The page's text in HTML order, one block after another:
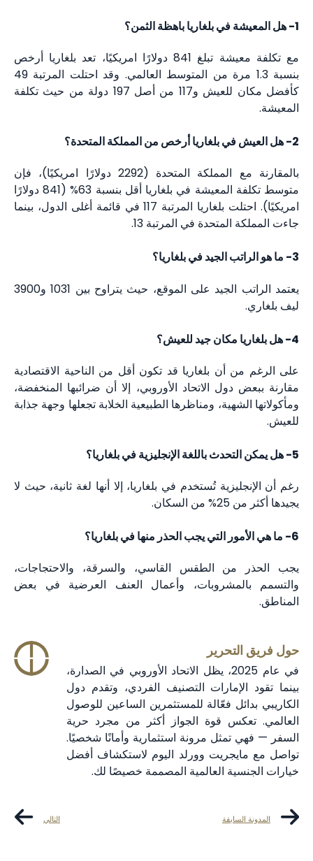
1- هل المعيشة في بلغاريا باهظة الثمن؟
مع تكلفة معيشة تبلغ 841 دولارًا امريكيًا، تعد بلغاريا أرخص
بنسبة 1.3 مرة من المتوسط العالمي. وقد احتلت المرتبة 49
كأفضل مكان للعيش و117 من أصل 197 دولة من حيث تكلفة
المعيشة.
2- هل العيش في بلغاريا أرخص من المملكة المتحدة؟
بالمقارنة مع المملكة المتحدة (2292 دولارًا امريكيًا)، فإن
متوسط تكلفة المعيشة في بلغاريا أقل بنسبة 63% (841 دولارًا
امريكيًا). احتلت بلغاريا المرتبة 117 في قائمة أغلى الدول، بينما
جاءت المملكة المتحدة في المرتبة 13.
3- ما هو الراتب الجيد في بلغاريا؟
يعتمد الراتب الجيد على الموقع، حيث يتراوح بين 1031 و3900
ليف بلغاري.
4- هل بلغاريا مكان جيد للعيش؟
على الرغم من أن بلغاريا قد تكون أقل من الناحية الاقتصادية
مقارنة ببعض دول الاتحاد الأوروبي، إلا أن ضرائبها المنخفضة،
ومأكولاتها الشهية، ومناظرها الطبيعية الخلابة تجعلها وجهة جذابة
للعيش.
5- هل يمكن التحدث باللغة الإنجليزية في بلغاريا؟
رغم أن الإنجليزية تُستخدم في بلغاريا، إلا أنها لغة ثانية، حيث لا
يجيدها أكثر من 25% من السكان.
6- ما هي الأمور التي يجب الحذر منها في بلغاريا؟
يجب الحذر من الطقس القاسي، والسرقة، والاحتجاجات،
والتسمم بالمشروبات، وأعمال العنف العرضية في بعض
المناطق.
حول فريق التحرير
في عام 2025، يظل الاتحاد الأوروبي في الصدارة،
بينما تقود الإمارات التصنيف الفردي، وتقدم دول
الكاريبي بدائل فعّالة للمستثمرين الساعين للوصول
العالمي. تعكس قوة الجواز أكثر من مجرد حرية
السفر — فهي تمثل مرونة استثمارية وأمانًا شخصيًا.
تواصل مع مايجريت وورلد اليوم لاستكشاف أفضل
خيارات الجنسية العالمية المصممة خصيصًا لك.
المدونة السابقة التالي